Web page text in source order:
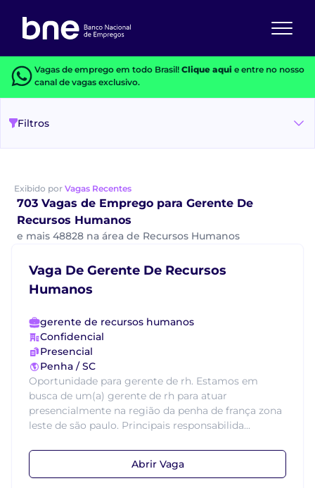
Vagas de emprego em todo Brasil! Clique aquie entre no nosso
canal de vagas exclusivo.
Filtros
Exibido por Vagas Recentes
703 Vagas de Emprego para Gerente De
Recursos Humanos
e mais 48828 na área de Recursos Humanos
Vaga De Gerente De Recursos
Humanos
gerente de recursos humanos
Confidencial
Presencial
Penha / SC
Oportunidade para gerente de rh. Estamos em
busca de um(a) gerente de rh para atuar
presencialmente na região da penha de frança zona
leste de são paulo. Principais responsabilida...
Abrir Vaga